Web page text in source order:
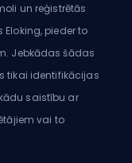
un reģistrētās
Eloking, pieder to
Jebkādas šādas
tikai identifikācijas
saistību ar
vai to